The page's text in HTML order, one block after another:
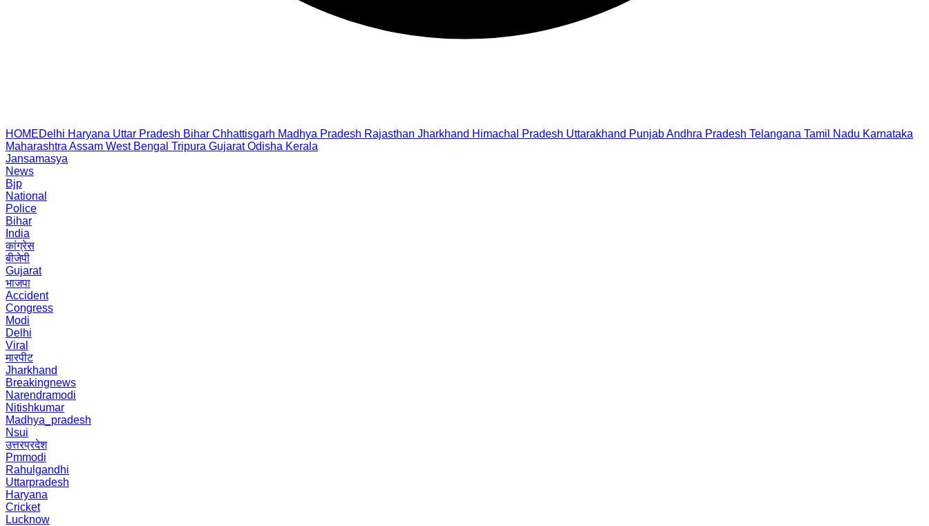
HOMEDelhi Haryana Uttar Pradesh Bihar Chhattisgarh Madhya Pradesh Rajasthan Jharkhand Himachal Pradesh Uttarakhand PunjabAndhra Pradesh Telangana Tamil Nadu Karnataka
Maharashtra Assam West Bengal Tripura Gujarat Odisha Kerala
Jansamasya
News
Bjp
National
Police
Bihar
India
कांग्रेस
बीजेपी
Gujarat
भाजपा
Accident
Congress
Modi
Delhi
Viral
मारपीट
Jharkhand
Breakingnews
Narendramodi
Nitishkumar
Madhya_pradesh
Nsui
उत्तरप्रदेश
Pmmodi
Rahulgandhi
Uttarpradesh
Haryana
Cricket
Lucknow